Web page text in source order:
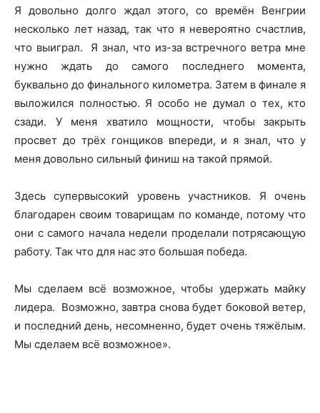
Я довольно долго ждал этого, со времён Венгрии
несколько лет назад, так что я невероятно счастлив,
что выиграл. Я знал, что из-за встречного ветра мне
нужно ждать до самого последнего момента,
буквально до финального километра. Затем в финале я
выложился полностью. Я особо не думал о тех, кто
сзади. У меня хватило мощности, чтобы закрыть
просвет до трёх гонщиков впереди, и я знал, что у
меня довольно сильный финиш на такой прямой.
Здесь супервысокий уровень участников. Я очень
благодарен своим товарищам по команде, потому что
они с самого начала недели проделали потрясающую
работу. Так что для нас это большая победа.
Мы сделаем всё возможное, чтобы удержать майку
лидера. Возможно, завтра снова будет боковой ветер,
и последний день, несомненно, будет очень тяжёлым.
Мы сделаем всё возможное».